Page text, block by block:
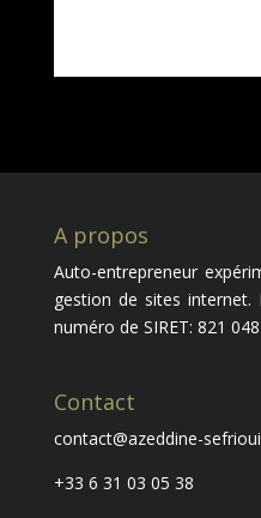
A propos
Auto-entrepreneur
gestion de sites internet.
numéro de SIRET: 821
Contact
contact@azeddine-
+33 6 31 03 05 38